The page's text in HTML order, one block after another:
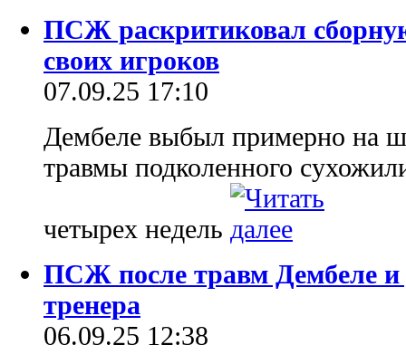
ПСЖ раскритиковал
своих игроков
07.09.25 17:10
Дембеле выбыл примерно на
травмы подколенного
четырех недель
ПСЖ после травм Дембеле и
тренера
06.09.25 12:38